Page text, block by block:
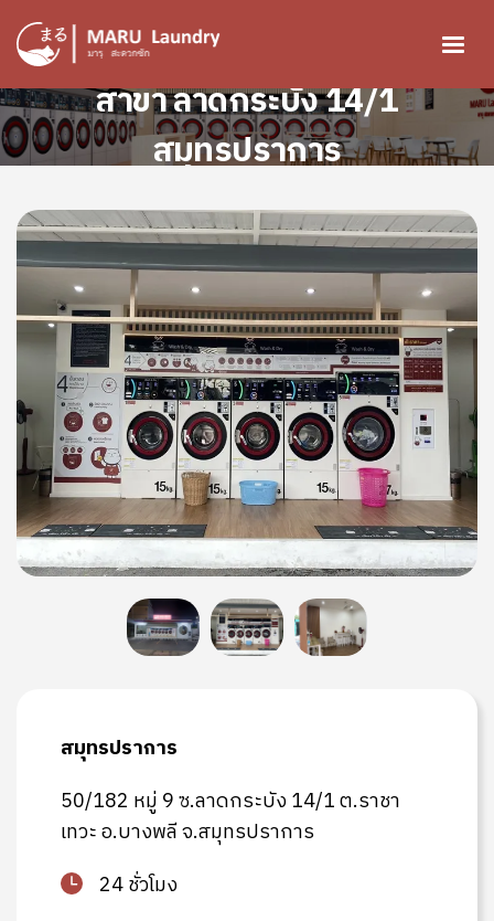
ข้ามไปยังเนื้อหาหลัก
สาขา ลาดกระบัง 14/1
สมุทรปราการ
Image
Image
Image
Image
Image
สมุทรปราการ
50/182 หมู่ 9 ซ.ลาดกระบัง 14/1 ต.ราชา
เทวะ อ.บางพลี จ.สมุทรปราการ
24 ชั่วโมง